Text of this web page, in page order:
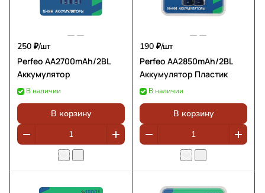
250 ₽/шт
Perfeo AA2700mAh/2BL
Аккумулятор
В наличии
В корзину
190 ₽/шт
Perfeo AA2850mAh/2BL
Аккумулятор Пластик
В наличии
В корзину